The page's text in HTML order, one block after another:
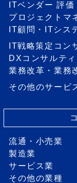
ITベンダー 評
プロジェクトマ
IT顧問・ITシス
IT戦略策定コン
DXコンサルテ
業務改革・業務
その他のサービ
流通・小売業
製造業
サービス業
その他の業種